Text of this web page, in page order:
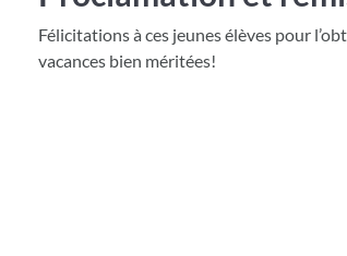
Félicitations à ces jeunes élèves pour
vacances bien méritées!